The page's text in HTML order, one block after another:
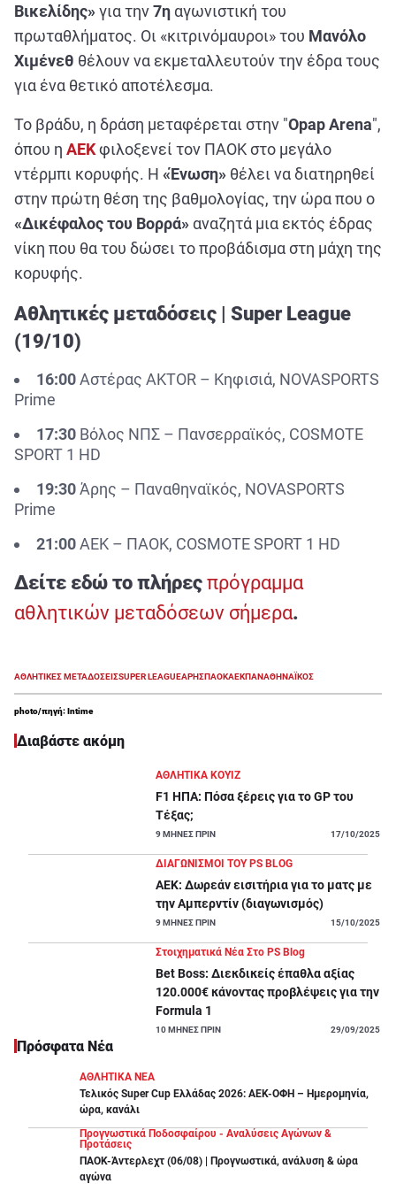
Εξυπηρέτηση Πελατών
Βικελίδης»για την7η αγωνιστική του
πρωταθλήματος. Οι «κιτρινόμαυροι» του Μανόλο
Χιμένεθ θέλουν να εκμεταλλευτούν την έδρα τους
για ένα θετικό αποτέλεσμα.
Το βράδυ, η δράση μεταφέρεται στην "Opap Arena",
όπου η ΑΕΚφιλοξενεί τον ΠΑΟΚ στο μεγάλο
ντέρμπι κορυφής. Η «Ένωση» θέλει να διατηρηθεί
στην πρώτη θέση της βαθμολογίας, την ώρα που ο
«Δικέφαλος του Βορρά» αναζητά μια εκτός έδρας
νίκη που θα του δώσει το προβάδισμα στη μάχη της
κορυφής.
Αθλητικές μεταδόσεις | Super League
(19/10)
16:00Αστέρας AKTOR – Κηφισιά, NOVASPORTS
Prime
17:30 Βόλος ΝΠΣ – Πανσερραϊκός, COSMOTE
SPORT 1 HD
19:30Άρης – Παναθηναϊκός, NOVASPORTS
Prime
21:00ΑΕΚ – ΠΑΟΚ, COSMOTE SPORT 1 HD
Δείτε εδώ το πλήρες πρόγραμμα
αθλητικών μεταδόσεων σήμερα.
ΑΘΛΗΤΙΚΕΣ ΜΕΤΑΔΟΣΕΙΣSUPER LEAGUEΑΡΗΣΠΑΟΚΑΕΚΠΑΝΑΘΗΝΑΪΚΟΣ
photo/πηγή: Intime
Διαβάστε ακόμη
ΑΘΛΗΤΙΚΑ ΚΟΥΊΖ
F1 ΗΠΑ: Πόσα ξέρεις για το GP του
Τέξας;
9ΜΗΝΕΣ ΠΡΙΝ 17/10/2025
ΔΙΑΓΩΝΙΣΜΟΙ ΤΟΥ PS BLOG
ΑΕΚ: Δωρεάν εισιτήρια για το ματς με
την Αμπερντίν (διαγωνισμός)
9ΜΗΝΕΣ ΠΡΙΝ 15/10/2025
Στοιχηματικά Νέα Στο PS Blog
Bet Boss: Διεκδικείς έπαθλα αξίας
120.000€ κάνοντας προβλέψεις για την
Formula 1
10ΜΗΝΕΣ ΠΡΙΝ 29/09/2025
Πρόσφατα Νέα
ΑΘΛΗΤΙΚΑ ΝΕΑ
Τελικός Super Cup Ελλάδας 2026: ΑΕΚ-ΟΦΗ – Ημερομηνία,
ώρα, κανάλι
Προγνωστικά Ποδοσφαίρου - Αναλύσεις Αγώνων &
Προτάσεις
ΠΑΟΚ-Άντερλεχτ (06/08) | Προγνωστικά, ανάλυση & ώρα
αγώνα